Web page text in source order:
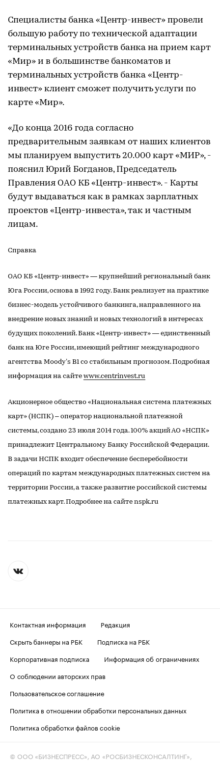
Специалисты банка «Центр-инвест» провели
большую работу по технической адаптации
терминальных устройств банка на прием карт
«Мир» и в большинстве банкоматов и
терминальных устройств банка «Центр-
инвест» клиент сможет получить услуги по
карте «Мир».
«До конца 2016 года согласно
предварительным заявкам от наших клиентов
мы планируем выпустить 20.000 карт «МИР», -
пояснил Юрий Богданов, Председатель
Правления ОАО КБ «Центр-инвест». - Карты
будут выдаваться как в рамках зарплатных
проектов «Центр-инвеста», так и частным
лицам.
Справка
ОАО КБ «Центр-инвест» — крупнейший региональный банк
Юга России, основа в 1992 году. Банк реализует на практике
бизнес-модель устойчивого банкинга, направленного на
внедрение новых знаний и новых технологий в интересах
будущих поколений. Банк «Центр-инвест» — единственный
банк на Юге России, имеющий рейтинг международного
агентства Moody’s В1 со стабильным прогнозом. Подробная
информация на сайте www.centrinvest.ru
Акционерное общество «Национальная система платежных
карт» (НСПК) – оператор национальной платежной
системы, создано 23 июля 2014 года. 100% акций АО «НСПК»
принадлежит Центральному Банку Российской Федерации.
В задачи НСПК входит обеспечение бесперебойности
операций по картам международных платежных систем на
территории России, а также развитие российской системы
платежных карт. Подробнее на сайте nspk.ru
Контактная информация
Редакция
Скрыть баннеры на РБК
Подписка на РБК
Корпоративная подписка
Информация об ограничениях
О соблюдении авторских прав
Пользовательское соглашение
Политика в отношении обработки персональных данных
Политика обработки файлов cookie
© ООО «БИЗНЕСПРЕСС», АО «РОСБИЗНЕСКОНСАЛТИНГ»,